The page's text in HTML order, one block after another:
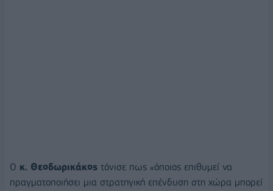
Ο κ. Θεοδωρικάκος τόνισε πως «όποιος επιθυμεί να
πραγματοποιήσει μια στρατηγική επένδυση στη χώρα μπορεί